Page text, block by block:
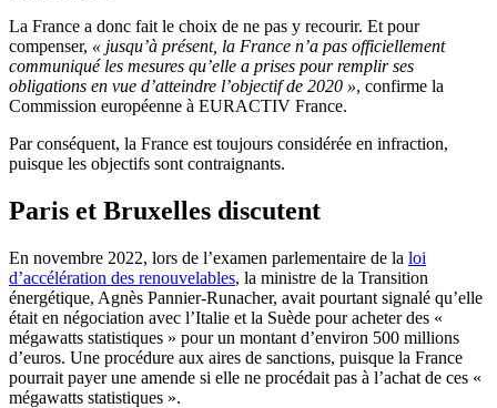
La France a donc fait le choix de ne pas y recourir. Et pour
compenser, « jusqu’à présent, la France n’a pas officiellement
communiqué les mesures qu’elle a prises pour remplir ses
obligations en vue d’atteindre l’objectif de 2020 », confirme la
Commission européenne à EURACTIV France.
Par conséquent, la France est toujours considérée en infraction,
puisque les objectifs sont contraignants.
Paris et Bruxelles discutent
En novembre 2022, lors de l’examen parlementaire de la loi
d’accélération des renouvelables, la ministre de la Transition
énergétique, Agnès Pannier-Runacher, avait pourtant signalé qu’elle
était en négociation avec l’Italie et la Suède pour acheter des «
mégawatts statistiques » pour un montant d’environ 500 millions
d’euros. Une procédure aux aires de sanctions, puisque la France
pourrait payer une amende si elle ne procédait pas à l’achat de ces «
mégawatts statistiques ».